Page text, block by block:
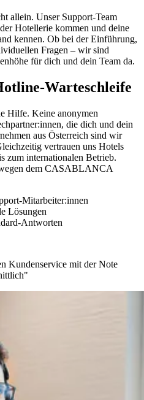
allein. Unser Support-Team
Hotellerie kommen und deine
kennen. Ob bei der Einführung,
Fragen – wir sind
für dich und dein Team da.
Warteschleife
Hilfe. Keine anonymen
die dich und dein
aus Österreich sind wir
vertrauen uns Hotels
zum internationalen Betrieb.
dem CASABLANCA
Mitarbeiter:innen
Lösungen
Antworten
Kundenservice mit der Note